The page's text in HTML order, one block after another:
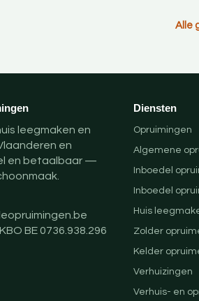
Alle
leegmaken en
en
en betaalbaar —
BE 0736.938.296
Diensten
Opruimingen
Algemene
Inboedel
Inboedel
Huis
Zolder
Kelder
Verhuizingen
Verhuis- en